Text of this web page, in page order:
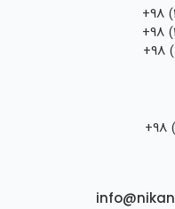
+98
+98
+98
+98